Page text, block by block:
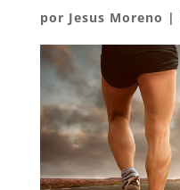
por Jesus Moreno |